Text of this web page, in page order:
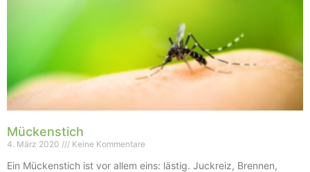
Mückenstich
4. März 2020 Keine Kommentare
Ein Mückenstich ist vor allem eins: lästig. Juckreiz, Brennen,